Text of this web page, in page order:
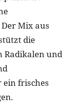
Mix aus
die
und
frisches